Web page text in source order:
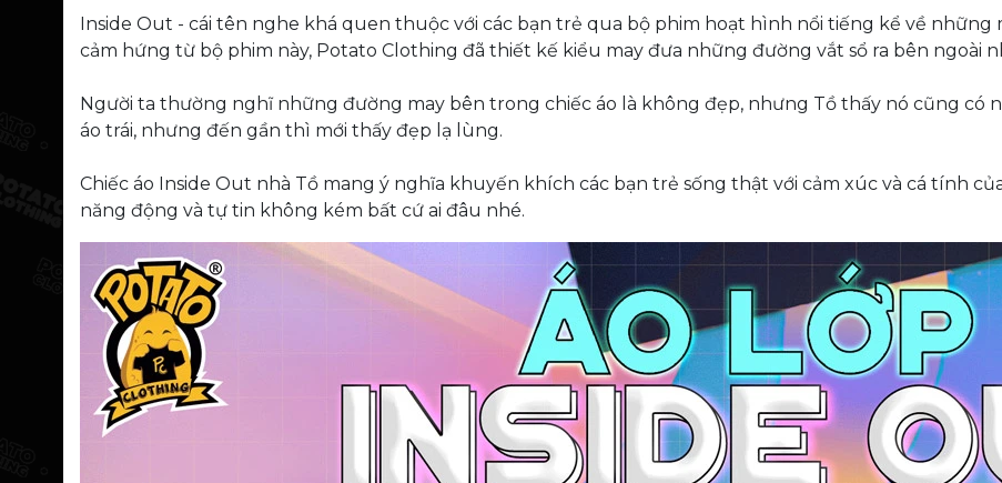
Inside Out - cái tên nghe khá quen thuộc với các bạn trẻ qua bộ phim hoạt hình nổi tiếng kể về
cảm hứng từ bộ phim này, Potato Clothing đã thiết kế kiểu may đưa những đường vắt sổ ra bên ngoài
Người ta thường nghĩ những đường may bên trong chiếc áo là không đẹp, nhưng Tồ thấy nó cũng có
áo trái, nhưng đến gần thì mới thấy đẹp lạ lùng.
Chiếc áo Inside Out nhà Tồ mang ý nghĩa khuyến khích các bạn trẻ sống thật với cảm xúc và cá tính
năng động và tự tin không kém bất cứ ai đâu nhé.